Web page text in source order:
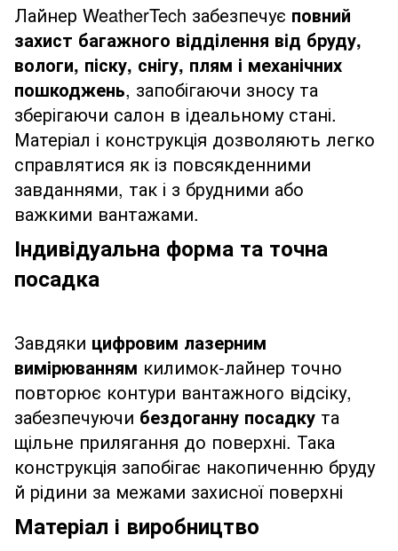
Лайнер WeatherTech забезпечує повний
захист багажного відділення від бруду,
вологи, піску, снігу, плям і механічних
пошкоджень, запобігаючи зносу та
зберігаючи салон в ідеальному стані.
Матеріал і конструкція дозволяють легко
справлятися як із повсякденними
завданнями, так і з брудними або
важкими вантажами.
Індивідуальна форма та точна
посадка
Завдяки цифровим лазерним
вимірюванням килимок-лайнер точно
повторює контури вантажного відсіку,
забезпечуючи бездоганну посадку та
щільне прилягання до поверхні. Така
конструкція запобігає накопиченню бруду
й рідини за межами захисної поверхні
Матеріал і виробництво